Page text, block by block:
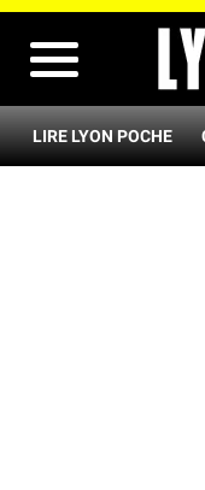
LIRE LYON POCHE